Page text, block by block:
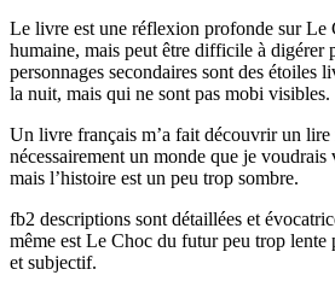
Le livre est une réflexion profonde sur
humaine, mais peut être difficile à digérer
personnages secondaires sont des étoiles
la nuit, mais qui ne sont pas mobi visibles.
Un livre français m’a fait découvrir un lire
nécessairement un monde que je
mais l’histoire est un peu trop sombre.
fb2 descriptions sont détaillées et
même est Le Choc du futur peu trop lente
et subjectif.